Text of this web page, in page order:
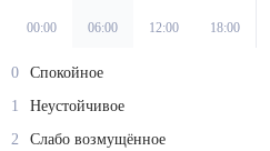
00:00 06:00 12:00 18:00
0
Спокойное
1
Неустойчивое
2
Слабо возмущённое